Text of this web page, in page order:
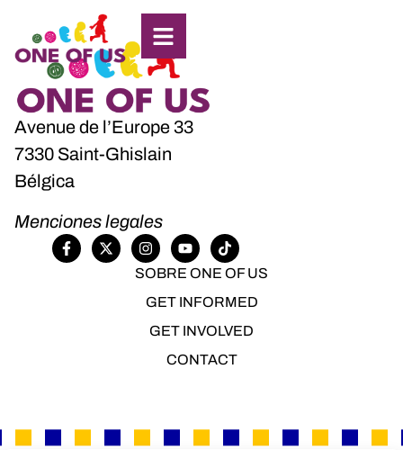
Avenue de l’Europe 33
7330 Saint-Ghislain
Bélgica
Menciones legales
SOBRE ONE OF US
GET INFORMED
GET INVOLVED
CONTACT